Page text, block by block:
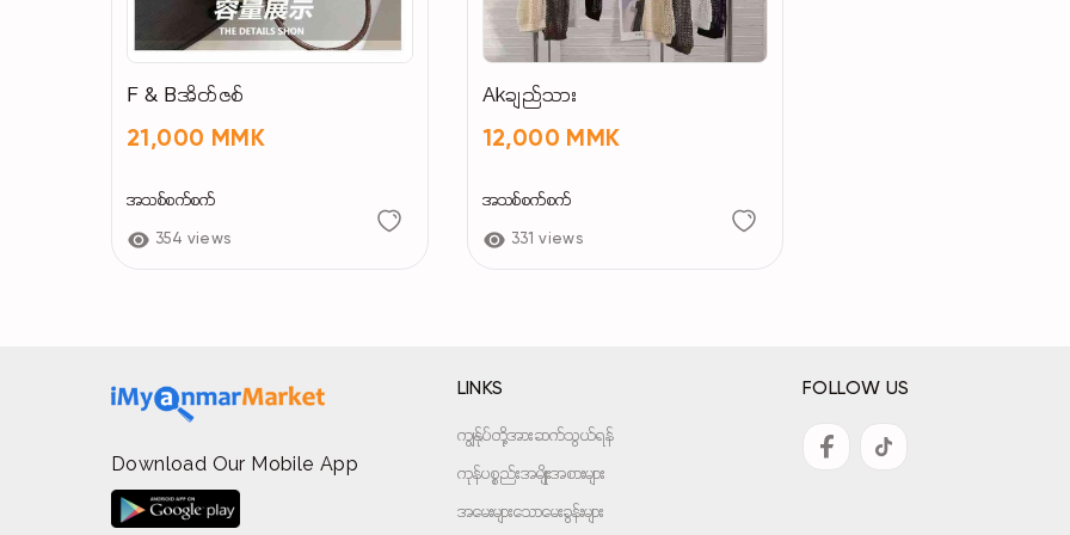
F & Bအိတ်ဇစ်
21,000 MMK
အသစ်စက်စက်
354 views
Akချည်သား
12,000 MMK
အသစ်စက်စက်
331 views
Download Our Mobile App
LINKS
ကျွန်ုပ်တို့အားဆက်သွယ်ရန်
ကုန်ပစ္စည်းအမျိုးအစားများ
အမေးများသောမေးခွန်းများ
FOLLOW US